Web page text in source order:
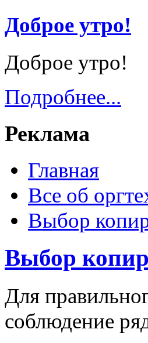
Доброе утро!
Доброе утро!
Подробнее...
Реклама
Главная
Все об
Выбор
Выбор
Для
соблюдение